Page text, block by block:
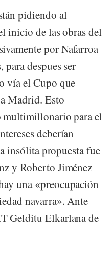
pidiendo al
inicio de las obras del
por Nafarroa
despues ser
vía el Cupo que
Madrid. Esto
multimillonario para el
deberían
insólita propuesta fue
y Roberto Jiménez
una «preocupación
navarra». Ante
Gelditu Elkarlana de